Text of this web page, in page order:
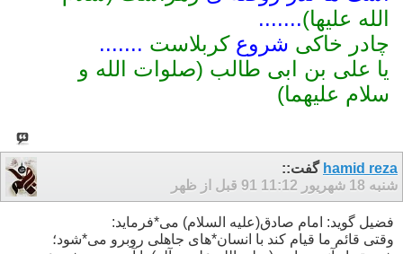
الله علیها).......
چادر خاکی شروعکربلاست .......
یا علی بن ابی طالب (صلوات الله و
سلام علیهما)
hamid reza گفت::
شنبه 18 شهریور 91
11:12 قبل از ظهر
فضیل گوید: امام صادق(علیه السلام) مى*فرماید:
وقتى قائم ما قیام کند با انسان*هاى جاهلى روبرو مى*شود؛